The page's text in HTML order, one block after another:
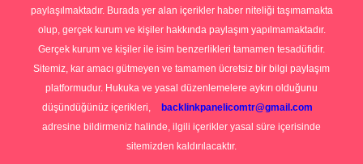
paylaşılmaktadır. Burada yer alan içerikler haber niteliği taşımamakta
olup, gerçek kurum ve kişiler hakkında paylaşım yapılmamaktadır.
Gerçek kurum ve kişiler ile isim benzerlikleri tamamen tesadüfidir.
Sitemiz, kar amacı gütmeyen ve tamamen ücretsiz bir bilgi paylaşım
platformudur. Hukuka ve yasal düzenlemelere aykırı olduğunu
düşündüğünüz içerikleri,
backlinkpanelicomtr@gmail.com
adresine bildirmeniz halinde, ilgili içerikler yasal süre içerisinde
sitemizden kaldırılacaktır.